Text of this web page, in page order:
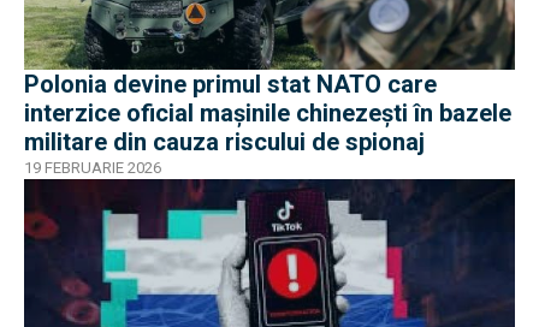
Polonia devine primul stat NATO care
interzice oficial mașinile chinezești în bazele
militare din cauza riscului de spionaj
19 FEBRUARIE 2026